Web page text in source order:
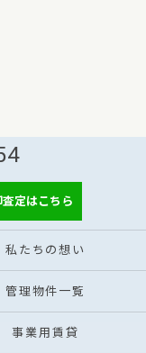
定はこちら
私たちの想い
管理物件一覧
事業用賃貸